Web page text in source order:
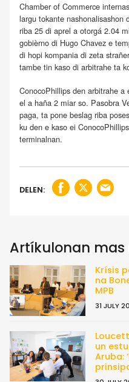
Chamber of Commerce
largu tokante nashonalisashon
riba 25 di aprel a otorgá 2.04
gobièrno di Hugo Chavez e
di hopi kompania di zeta
tambe tin kaso di arbitrahe ta
ConocoPhillips den arbitrahe
el a haña 2 miar so. Pasobra
paga, ta pone beslag riba
ku den e kaso ei
terminalnan.
DELEN:
Artíkulonan mas
Krísis
na
MPB
31 JULY
un
Aruba: